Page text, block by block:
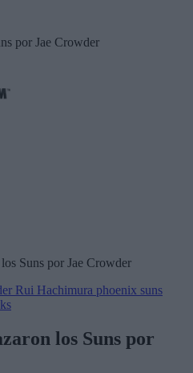
por Jae Crowder
Suns por Jae Crowder
Rui Hachimura phoenix suns
los Suns por